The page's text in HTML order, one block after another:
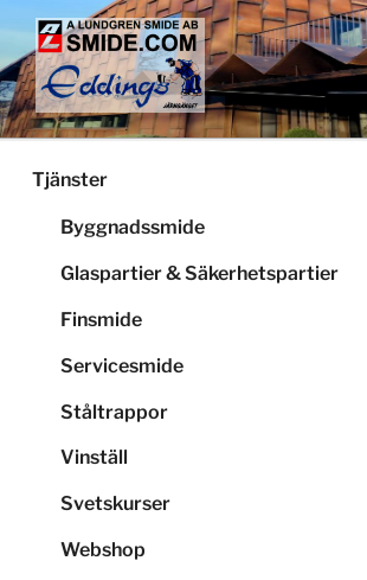
Hoppa
innehåll
LUNDGRENS SMIDE
Smide och glaspartier i Stockholm
Tjänster
Byggnadssmide
Glaspartier & Säkerhetspartier
Finsmide
Servicesmide
Ståltrappor
Vinställ
Svetskurser
Webshop